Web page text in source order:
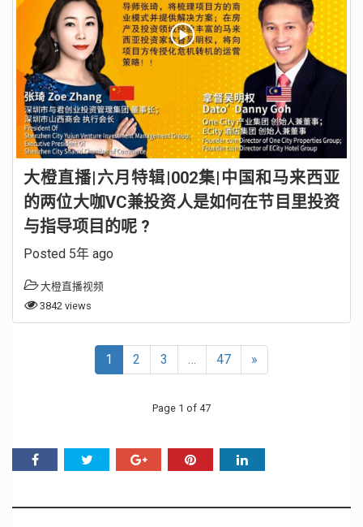
大橙直播|六月特辑|002集|中国和马来西亚
的两位大咖VC兼投资人是如何在节目里投资
与指导项目的呢 ?
Posted 5年 ago
大橙直播视频
3842 views
1 2 3 … 47 »
Page 1 of 47